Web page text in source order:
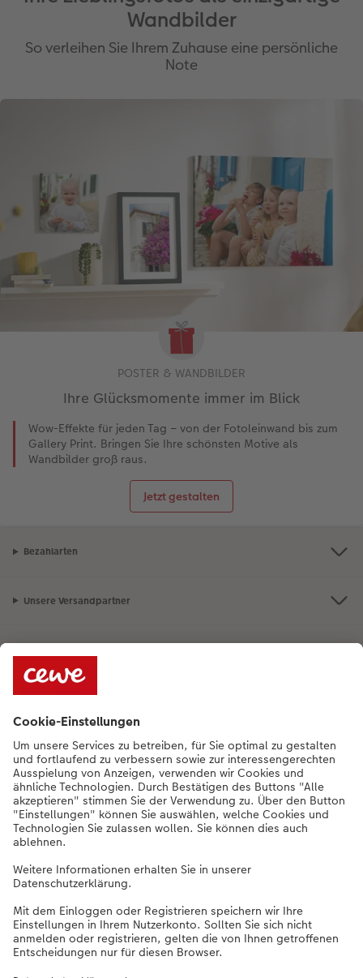
Wandbilder
So verleihen Sie Ihrem Zuhause eine persönliche
Note
POSTER & WANDBILDER
Ihre Glücksmomente immer im Blick
Wow-Effekte für jeden Tag – von der Fotoleinwand bis zum
Gallery Print. Bringen Sie Ihre schönsten Motive als
Wandbilder groß raus.
Jetzt gestalten
Bezahlarten
Unsere Versandpartner
Nachhaltigkeit bei CEWE
Service
Unternehmen
Sortiment